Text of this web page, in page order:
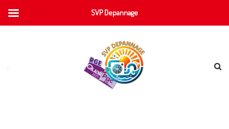
SVP Depannage